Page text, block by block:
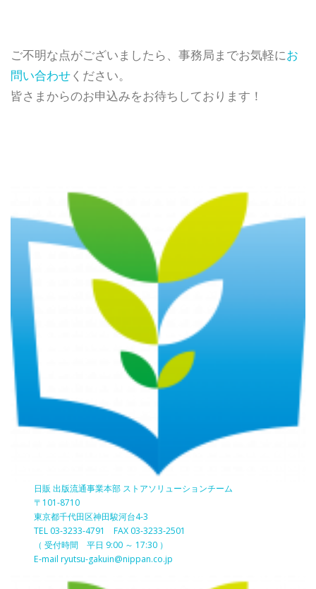
ご不明な点がございましたら、事務局までお気軽にお
問い合わせ ください。
皆さまからのお申込みをお待ちしております！
日販 出版流通事業本部 ストアソリューションチーム
〒101-8710
東京都千代田区神田駿河台4-3
TEL 03-3233-4791 FAX 03-3233-2501
（ 受付時間 平日 9:00 ～ 17:30 ）
E-mail ryutsu-gakuin@nippan.co.jp